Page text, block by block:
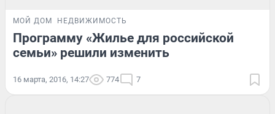
МОЙ ДОМ НЕДВИЖИМОСТЬ
Программу «Жилье для российской
семьи» решили изменить
16 марта, 2016, 14:27 774 7